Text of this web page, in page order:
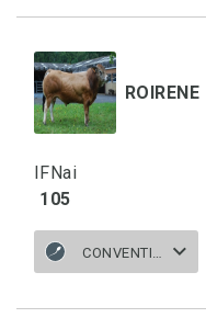
ROIRENE
IFNai
105
CONVENTIONNELLE